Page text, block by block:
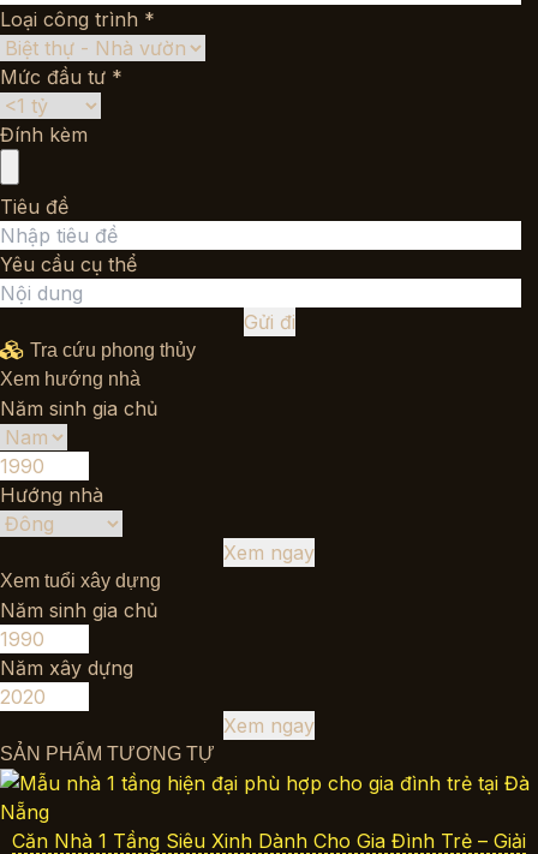
Loại công trình *
Mức đầu tư *
Đính kèm
Tiêu đề
Yêu cầu cụ thể
Gửi đi
Tra cứu phong thủy
Xem hướng nhà
Năm sinh gia chủ
Hướng nhà
Xem ngay
Xem tuổi xây dựng
Năm sinh gia chủ
Năm xây dựng
Xem ngay
SẢN PHẨM TƯƠNG TỰ
Căn Nhà 1 Tầng Siêu Xinh Dành Cho Gia Đình Trẻ – Giải